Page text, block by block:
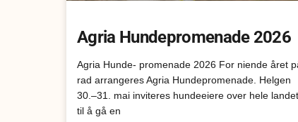
Agria Hundepromenade 2026
Agria Hunde- promenade 2026 For niende året
rad arrangeres Agria Hundepromenade. Helgen
30.–31. mai inviteres hundeeiere over hele landet
til å gå en